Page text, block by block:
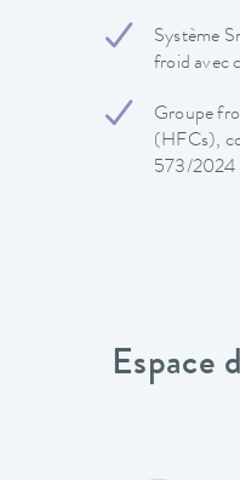
Système
froid avec
Groupe
(HFCs),
573/2024
Espace